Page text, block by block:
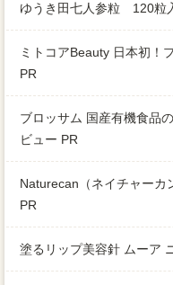
ゆうき田七人参粒 120粒
ミトコアBeauty 日本初！
PR
ブロッサム 国産有機食品
ビュー PR
Naturecan（ネイチャーカ
PR
塗るリップ美容針 ムーア